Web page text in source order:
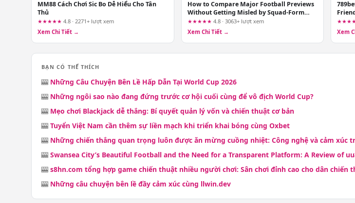
MM88 Cách Chơi Sic Bo Dễ Hiểu Cho Tân
Thủ
★★★★★ 4.8 · 2271+ lượt xem
Xem Chi Tiết →
How to Compare Major Football Previews
Without Getting Misled by Squad-Form
Hype
★★★★★ 4.8 · 3063+ lượt xem
Xem Chi Tiết →
Xem
BẠN CÓ THỂ THÍCH
🎰 Những Câu Chuyện Bên Lề Hấp Dẫn Tại World Cup 2026
🎰 Những ngôi sao nào đang đứng trước cơ hội cuối cùng để vô địch World Cup?
🎰 Mẹo chơi Blackjack dễ thắng: Bí quyết quản lý vốn và chiến thuật cơ bản
🎰 Tuyển Việt Nam cần thêm sự liền mạch khi triển khai bóng cùng Oxbet
🎰 Những chiến thắng quan trọng luôn được ăn mừng cuồng nhiệt: Công nghệ và cảm xúc
🎰 Swansea City’s Beautiful Football and the Need for a Transparent Platform: A Review of
🎰 s8hn.com tổng hợp game chiến thuật nhiều người chơi: Sân chơi đỉnh cao cho dân chiến
🎰 Những câu chuyện bên lề đầy cảm xúc cùng llwin.dev